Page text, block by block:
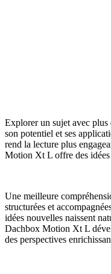
Explorer un sujet avec
son potentiel et ses
rend la lecture plus
Motion Xt L offre des
Une meilleure
structurées et
idées nouvelles naissent
Dachbox Motion Xt L
des perspectives